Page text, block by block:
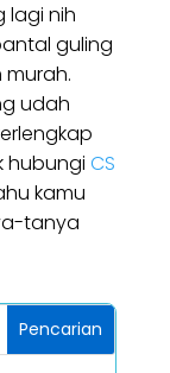
lagi nih
guling
udah
hubungi CS
kamu
tanya